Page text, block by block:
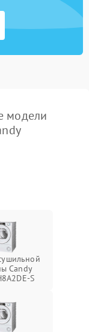
модели
Candy
S